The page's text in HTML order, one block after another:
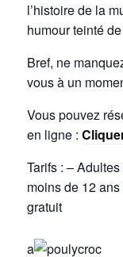
l’histoire de la
humour teinté
Bref, ne
vous à un
Vous pouvez
en ligne :
Tarifs : –
moins de 12
gratuit
a